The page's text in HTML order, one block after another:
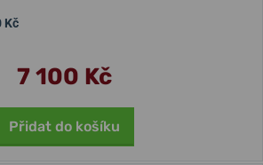
Kč
7 100 Kč
Přidat do košíku